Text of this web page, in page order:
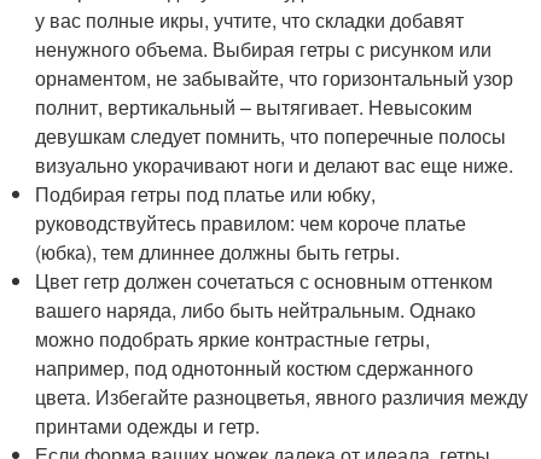
у вас полные икры, учтите, что складки добавят
ненужного объема. Выбирая гетры с рисунком или
орнаментом, не забывайте, что горизонтальный узор
полнит, вертикальный – вытягивает. Невысоким
девушкам следует помнить, что поперечные полосы
визуально укорачивают ноги и делают вас еще ниже.
Подбирая гетры под платье или юбку,
руководствуйтесь правилом: чем короче платье
(юбка), тем длиннее должны быть гетры.
Цвет гетр должен сочетаться с основным оттенком
вашего наряда, либо быть нейтральным. Однако
можно подобрать яркие контрастные гетры,
например, под однотонный костюм сдержанного
цвета. Избегайте разноцветья, явного различия между
принтами одежды и гетр.